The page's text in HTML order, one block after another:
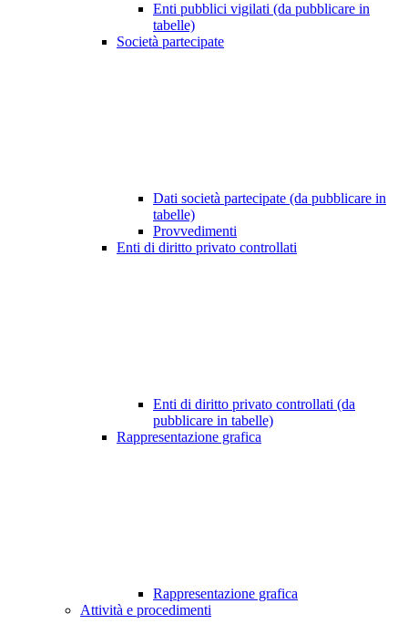
Enti pubblici vigilati (da pubblicare in
tabelle)
Società partecipate
Dati società partecipate (da pubblicare in
tabelle)
Provvedimenti
Enti di diritto privato controllati
Enti di diritto privato controllati (da
pubblicare in tabelle)
Rappresentazione grafica
Rappresentazione grafica
Attività e procedimenti